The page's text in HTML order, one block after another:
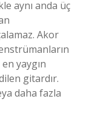
aynı anda üç
Akor
yaygın
gitardır.
daha fazla